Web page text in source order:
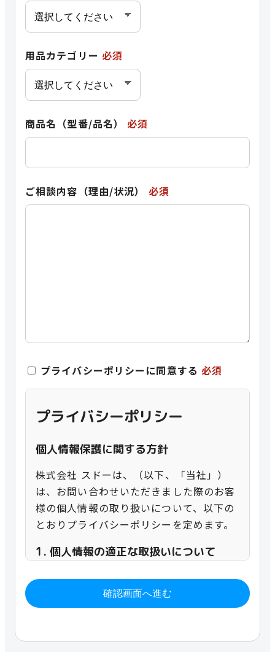
用品カテゴリー 必須
商品名（型番/品名）必須
ご相談内容（理由/状況） 必須
プライバシーポリシーに同意する必須
プライバシーポリシー
個人情報保護に関する方針
株式会社 スドーは、（以下、「当社」）
は、お問い合わせいただきました際のお客
様の個人情報の取り扱いについて、以下の
とおりプライバシーポリシーを定めます。
1. 個人情報の適正な取扱いについて
当社は、事業活動に伴って収集、管理、利
用する個人情報について、個人情報の保護
に関する法律その他の関係法令及びプライ
ものとします。
確認画面へ進む